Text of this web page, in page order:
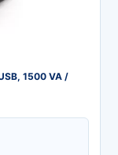
1500 VA /